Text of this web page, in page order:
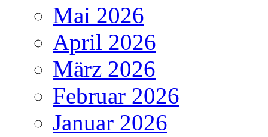
Mai 2026
April 2026
März 2026
Februar 2026
Januar 2026